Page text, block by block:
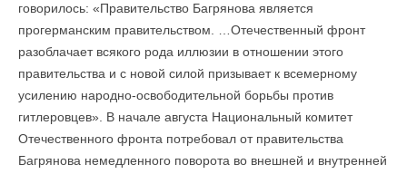
говорилось: «Правительство Багрянова является
прогерманским правительством. …Отечественный фронт
разоблачает всякого рода иллюзии в отношении этого
правительства и с новой силой призывает к всемерному
усилению народно-освободительной борьбы против
гитлеровцев». В начале августа Национальный комитет
Отечественного фронта потребовал от правительства
Багрянова немедленного поворота во внешней и внутренней